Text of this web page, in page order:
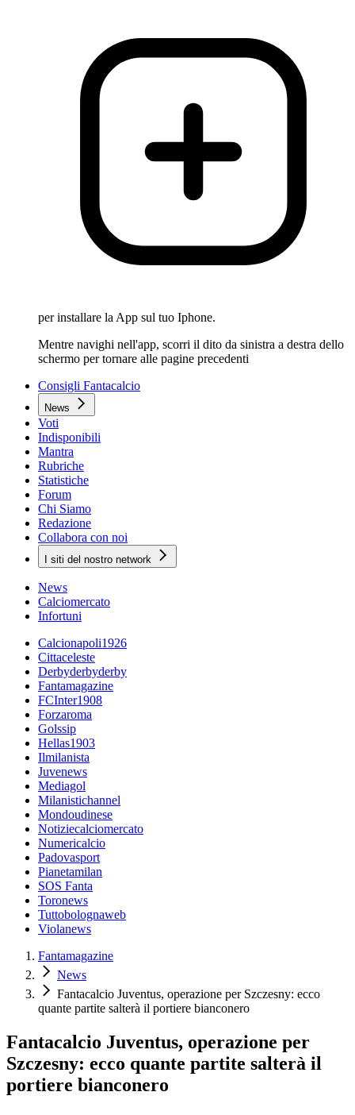
per installare la App sul tuo Iphone.
Mentre navighi nell'app, scorri il dito da sinistra a destra dello
schermo per tornare alle pagine precedenti
Consigli Fantacalcio
News
Voti
Indisponibili
Mantra
Rubriche
Statistiche
Forum
Chi Siamo
Redazione
Collabora con noi
I siti del nostro network
News
Calciomercato
Infortuni
Calcionapoli1926
Cittaceleste
Derbyderbyderby
Fantamagazine
FCInter1908
Forzaroma
Golssip
Hellas1903
Ilmilanista
Juvenews
Mediagol
Milanistichannel
Mondoudinese
Notiziecalciomercato
Numericalcio
Padovasport
Pianetamilan
SOS Fanta
Toronews
Tuttobolognaweb
Violanews
Fantamagazine
News
Fantacalcio Juventus, operazione per Szczesny: ecco
quante partite salterà il portiere bianconero
Fantacalcio Juventus, operazione per
Szczesny: ecco quante partite salterà il
portiere bianconero